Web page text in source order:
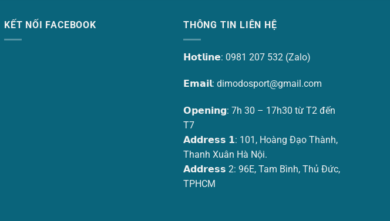
KẾT NỐI FACEBOOK THÔNG TIN LIÊN HỆ
𝗛𝗼𝘁𝗹𝗶𝗻𝗲: 0981 207 532 (Zalo)
𝗘𝗺𝗮𝗶𝗹: dimodosport@gmail.com
𝗢𝗽𝗲𝗻𝗶𝗻𝗴: 7h 30 – 17h30 từ T2 đến
T7
𝗔𝗱𝗱𝗿𝗲𝘀𝘀 𝟭: 101, Hoàng Đạo Thành,
Thanh Xuân Hà Nội.
𝗔𝗱𝗱𝗿𝗲𝘀𝘀 2: 96E, Tam Bình, Thủ Đức,
TPHCM